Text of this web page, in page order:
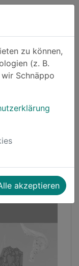
springen
zu können,
(z. B.
Schnäppo
akzeptieren
Suchen
-20%